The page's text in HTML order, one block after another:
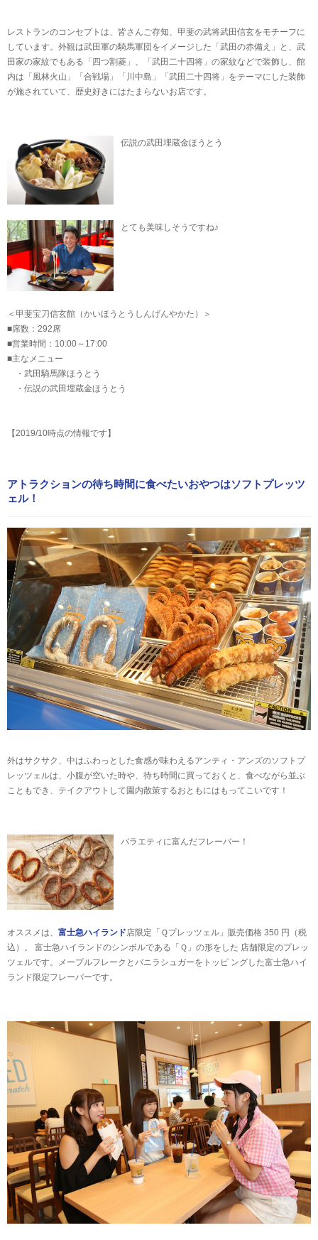
レストランのコンセプトは、皆さんご存知、甲斐の武将武田信玄をモチーフに
しています。外観は武田軍の騎馬軍団をイメージした「武田の赤備え」と、武
田家の家紋でもある「四つ割菱」、「武田二十四将」の家紋などで装飾し、館
内は「風林火山」「合戦場」「川中島」「武田二十四将」をテーマにした装飾
が施されていて、歴史好きにはたまらないお店です。
伝説の武田埋蔵金ほうとう
とても美味しそうですね♪
＜甲斐宝刀信玄館（かいほうとうしんげんやかた）＞
■席数：292席
■営業時間：10:00～17:00
■主なメニュー
・武田騎馬隊ほうとう
・伝説の武田埋蔵金ほうとう
【2019/10時点の情報です】
アトラクションの待ち時間に食べたいおやつはソフトプレッツ
ェル！
外はサクサク、中はふわっとした食感が味わえるアンティ・アンズのソフトプ
レッツェルは、小腹が空いた時や、待ち時間に買っておくと、食べながら並ぶ
こともでき、テイクアウトして園内散策するおともにはもってこいです！
バラエティに富んだフレーバー！
オススメは、 富士急ハイランド 店限定「Ｑプレッツェル」販売価格 350 円（税
込）。 富士急ハイランドのシンボルである「Ｑ」の形をした 店舗限定のプレッ
ツェルです。メープルフレークとバニラシュガーをトッピ ングした富士急ハイ
ランド限定フレーバーです。